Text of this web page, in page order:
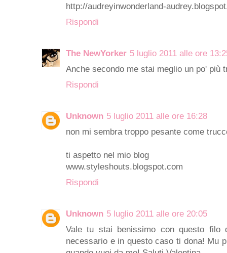
http://audreyinwonderland-
Rispondi
The NewYorker 5 luglio 2011 alle ore
Anche secondo me stai meglio un po' più
Rispondi
Unknown 5 luglio 2011 alle ore 16:28
non mi sembra troppo pesante come
ti aspetto nel mio blog
www.styleshouts.blogspot.com
Rispondi
Unknown 5 luglio 2011 alle ore 20:05
Vale tu stai benissimo con questo
necessario e in questo caso ti dona! Mu